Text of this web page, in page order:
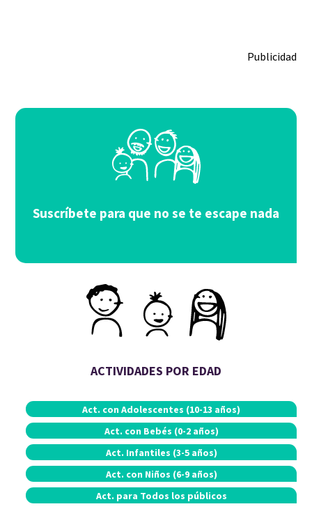
Publicidad
Suscríbete para que no se te escape nada
ACTIVIDADES POR EDAD
Act. con Adolescentes (10-13 años)
Act. con Bebés (0-2 años)
Act. Infantiles (3-5 años)
Act. con Niños (6-9 años)
Act. para Todos los públicos